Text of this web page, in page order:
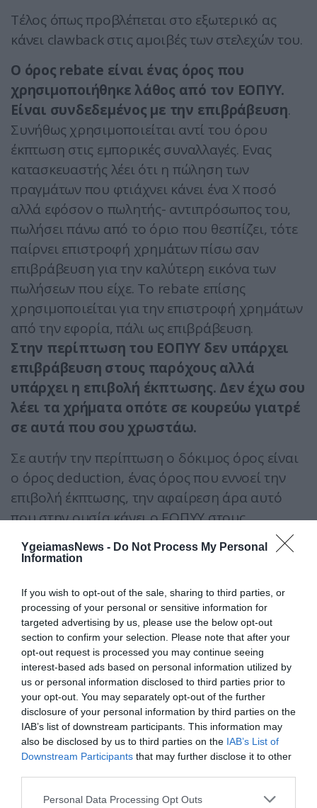
YgeiamasNews - Do Not Process My Personal
Information
If you wish to opt-out of the sale, sharing to third parties, or
processing of your personal or sensitive information for
targeted advertising by us, please use the below opt-out
section to confirm your selection. Please note that after your
opt-out request is processed you may continue seeing
interest-based ads based on personal information utilized by
us or personal information disclosed to third parties prior to
your opt-out. You may separately opt-out of the further
disclosure of your personal information by third parties on the
IAB’s list of downstream participants. This information may
also be disclosed by us to third parties on the IAB’s List of
Downstream Participants that may further disclose it to other
Please note that this website/app uses one or more Google
Personal Data Processing Opt Outs
Tέλος όπως προβλέπεται στο εξωτερικό ας
κάνει clawback στις αμοιβές των στελεχών του.
Ο όρος rebate είναι ένας όρος που
χρησιμοποιήθηκε λάθος από τον ΕΟΠΥΥ.
Είναι συνδεδεμένος με την επιβράβευση.
Συνήθως χρησιμοποιείται αντί του όρου
έκπτωση στις εμπορικές συναλλαγές. Ενας
κατασκευαστής λέει ότι η πώληση των
πραγμάτων που φτιάχνει κάνει ένα Χ ποσό
αλλά εφόσον ο πωλητής- αντιπρόσωπος του,
πωλήσει πάνω από το όριο που θεσπίζει, τότε
παίρνει επιστροφή χρημάτων πίσω σαν
επιβράβευση για την καλύτερη εικόνα των
πωλήσεων που είχε. Το rebate επίσης
χρησιμοποιείται για την επιστροφή χρημάτων
από την εφορία, πάλι ως επιβράβευση.
Στην περίπτωση του ΕΟΠΥΥ δεν υπάρχει
επιβράβευση στους παρόχους αλλά
υπάρχει η επιβολή έκπτωσης. Δεν έχω σου
λέει τα χρήματα οπότε σε κουρεύω γιατρέ
σε αυτά που σου χρωστάω.
Σε αυτήν την περίπτωση ο δόκιμος όρος είναι
ο όρος deduction, ένας όρος που εννοεί την
επιβολή έκπτωσης, την αφαίρεση άρα αυτό
που στην ουσία κάνει ο ΕΟΠΥΥ στους
παρόχους. Ο όρος deduction έχει την έννοια
της επιβολής. Ετσι το Φιλανδικό κράτος
πολυτελείας στους πολίτες του, δηλαδή
αύξησε τον φόρο κάνοντας deduction.
Κάνοντας έρευνα, που έχει επιβληθεί
rebate και που έχει clawback στον χώρο
της υγείας διεθνώς, διαπιστώνει κανείς
ότι δεν έχει εφαρμοστεί πουθενά σε
ιατρικές αμοιβές και μάλιστα
εργαστηριακές, αλλά μόνο στον χώρο του
Τέλος πρόσφατα στον Καναδά η κυβέρνηση